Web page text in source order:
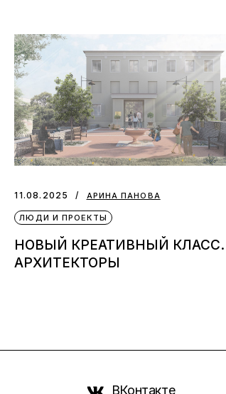
11.08.2025 АРИНА ПАНОВА
ЛЮДИ И ПРОЕКТЫ
НОВЫЙ КРЕАТИВНЫЙ КЛАСС.
АРХИТЕКТОРЫ
ВКонтакте